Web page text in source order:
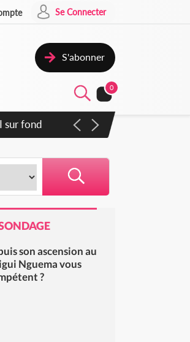
Se Connecter
S'abonner
0
son ascension au
Nguema vous
?